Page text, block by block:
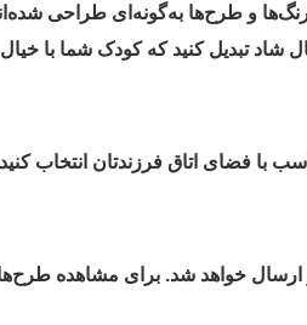
و طرح‌ها به‌گونه‌ای طراحی شده‌اند
تبدیل کنید که کودک شما با خیال
با فضای اتاق فرزندتان انتخاب
ارسال خواهد شد. برای مشاهده